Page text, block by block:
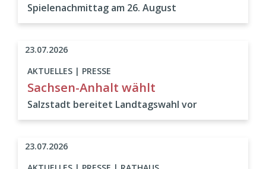
Spielenachmittag am 26. August
AKTUELLES | PRESSE
Sachsen-Anhalt wählt
Salzstadt bereitet Landtagswahl vor
23.07.2026
23.07.2026